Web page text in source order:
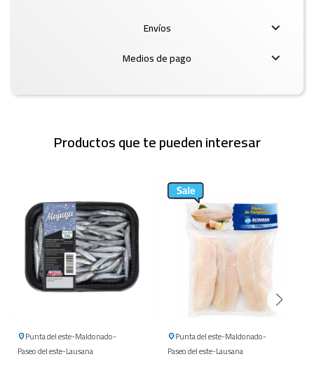
Envíos
Medios de pago
Productos que te pueden interesar
Punta del este Maldonado
Paseo del este Lausana
Punta del este Maldonado
Paseo del este Lausana